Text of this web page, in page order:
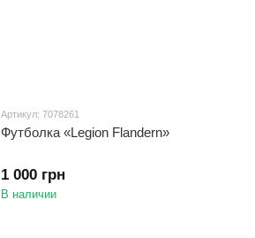
Артикул: 7078261
Футболка «Legion Flandern»
1 000 грн
В наличии